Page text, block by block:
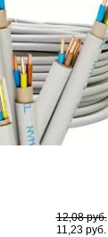
12,08 руб.
11,23 руб.